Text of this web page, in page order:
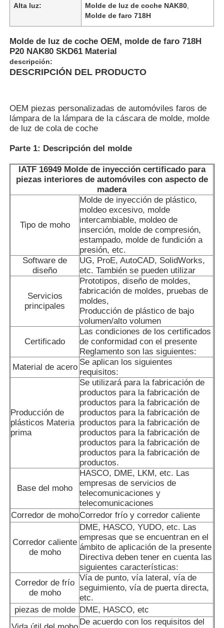
Inicio
Productos
VR Show
Visita a la fábrica
Control de Calidad
Contacto
Solicitar una cotización
Molde de piezas de coche
Molde de piezas de automóviles de plástico
Moldeo por inyección automotriz
moldeo a presión tirado doble
moldeado por inyección médica
Moldeo a presión de la cavidad multi
Moldeo a presión de la electrónica
Moldeo por inyección a alta temperatura
Alta luz:
Molde de luz de coche NAK80
Molde de faro 718H
Molde de luz de coche OEM, molde de faro 718H
P20 NAK80 SKD61 Material
descripción:
DESCRIPCIÓN DEL PRODUCTO
OEM piezas personalizadas de automóviles faros de
lámpara de la lámpara de la cáscara de molde, molde
de luz de cola de coche
Parte 1: Descripción del molde
IATF 16949 Molde de inyección certificado para
piezas interiores de automóviles con aspecto de
madera
Tipo de moho
Molde de inyección de plástico,
moldeo excesivo, molde
intercambiable, moldeo de
inserción, molde de compresión,
estampado, molde de fundición a
presión, etc.
Software de
diseño
UG, ProE, AutoCAD, SolidWorks,
etc. También se pueden utilizar
Servicios
principales
Prototipos, diseño de moldes,
fabricación de moldes, pruebas de
moldes,
Producción de plástico de bajo
volumen/alto volumen
Certificado
Las condiciones de los certificados
de conformidad con el presente
Reglamento son las siguientes:
Material de acero
Se aplican los siguientes
requisitos:
Producción de
plásticos Materia
prima
Se utilizará para la fabricación de
productos para la fabricación de
productos para la fabricación de
productos para la fabricación de
productos para la fabricación de
productos para la fabricación de
productos para la fabricación de
productos para la fabricación de
productos.
Base del moho
HASCO, DME, LKM, etc. Las
empresas de servicios de
telecomunicaciones y
telecomunicaciones
Corredor de mohoCorredor frío y corredor caliente
Corredor caliente
de moho
DME, HASCO, YUDO, etc. Las
empresas que se encuentran en el
ámbito de aplicación de la presente
Directiva deben tener en cuenta las
siguientes características:
Corredor de frío
de moho
Vía de punto, vía lateral, vía de
seguimiento, vía de puerta directa,
etc.
piezas de molde DME, HASCO, etc
De acuerdo con los requisitos del